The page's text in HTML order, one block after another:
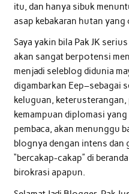
itu, dan hanya sibuk
asap kebakaran hutan yang
Saya yakin bila Pak JK
akan sangat berpotensi
menjadi seleblog didunia
digambarkan Eep–sebagai
keluguan, keterusterangan,
kemampuan diplomasi
pembaca, akan menunggu
blognya dengan intens dan
“bercakap-cakap” di
birokrasi apapun.